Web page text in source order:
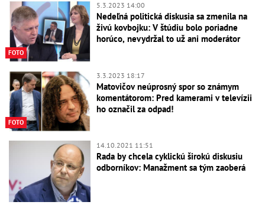
FOTO
5.3.2023 14:00
Nedeľná politická diskusia sa zmenila na
živú kovbojku: V štúdiu bolo poriadne
horúco, nevydržal to už ani moderátor
FOTO
3.3.2023 18:17
Matovičov neúprosný spor so známym
komentátorom: Pred kamerami v televízii
ho označil za odpad!
14.10.2021 11:51
Rada by chcela cyklickú širokú diskusiu
odborníkov: Manažment sa tým zaoberá